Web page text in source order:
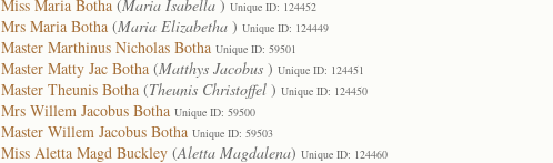
Miss Maria Botha (Maria Isabella ) Unique ID: 124452
Mrs Maria Botha (Maria Elizabetha ) Unique ID: 124449
Master Marthinus Nicholas Botha Unique ID: 59501
Master Matty Jac Botha (Matthys Jacobus ) Unique ID: 124451
Master Theunis Botha (Theunis Christoffel ) Unique ID: 124450
Mrs Willem Jacobus Botha Unique ID: 59500
Master Willem Jacobus Botha Unique ID: 59503
Miss Aletta Magd Buckley (Aletta Magdalena) Unique ID: 124460